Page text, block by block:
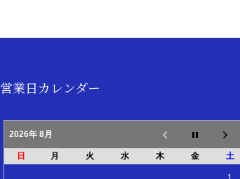
営業日カレンダー
2026年 8月
日 月 火 水 木 金 土